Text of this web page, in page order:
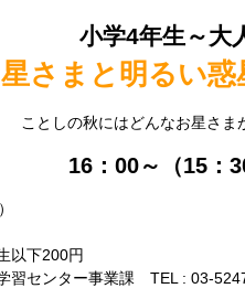
小学4年生～大
星さまと明るい惑
ことしの秋にはどんなお星さま
16：00～（15：
以下200円
習センター事業課 TEL : 03-